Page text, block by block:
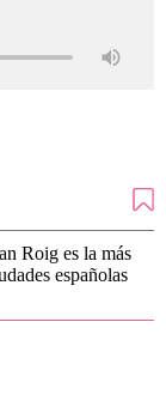
Roig es la más
españolas